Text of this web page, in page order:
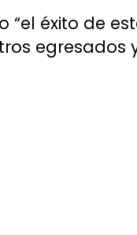
“el éxito de
egresados